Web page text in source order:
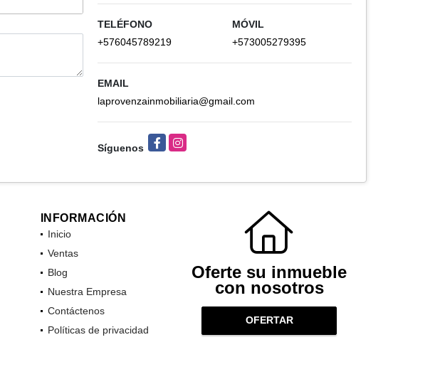
TELÉFONO
+576045789219
MÓVIL
+573005279395
EMAIL
laprovenzainmobiliaria@gmail.com
Síguenos
FacebookInstagram
INFORMACIÓN
Inicio
Ventas
Blog
Nuestra Empresa
Contáctenos
Políticas de privacidad
Oferte su inmueble
con nosotros
OFERTAR